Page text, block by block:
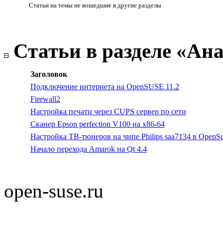
Статьи на темы не вошедшие в другие разделы
Статьи в разделе
Заголовок
Подключение интернета на OpenSUSE 11.2
Firewall2
Настройка печати через CUPS сервер по сети
Сканер Epson perfection V100 на x86-64
Настройка ТВ-тюнеров на чипе Philips saa7134 в
Начало перехода Amarok на Qt 4.4
open-suse.ru